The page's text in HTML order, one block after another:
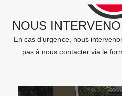
NOUS
En cas d’urgence, nous
pas à nous contacter via le